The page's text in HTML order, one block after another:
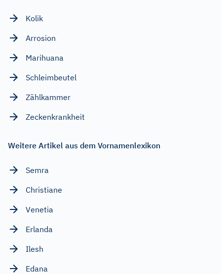
Kolik
Arrosion
Marihuana
Schleimbeutel
Zählkammer
Zeckenkrankheit
Weitere Artikel aus dem Vornamenlexikon
Semra
Christiane
Venetia
Erlanda
Ilesh
Edana